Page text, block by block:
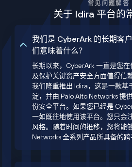
常见问题解答
关于 Idira 平台的
我们是 CyberArk 的长期客
们意味着什么？
长期以来，CyberArk 一直是您
及保护关键资产安全方面值得信
我们隆重推出 Idira，这是一款基
淀，并由 Palo Alto Networks 提
份安全平台。如果您已经是
一如既往地使用该平台。您只会
风格。随着时间的推移，您将能
Networks 全系列产品所具备的跨